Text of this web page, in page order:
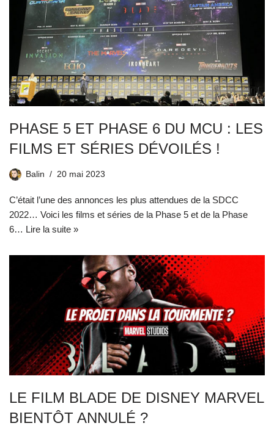
PHASE 5 ET PHASE 6 DU MCU : LES
FILMS ET SÉRIES DÉVOILÉS !
Balin 20 mai 2023
C’était l’une des annonces les plus attendues de la SDCC
2022… Voici les films et séries de la Phase 5 et de la Phase
6… Lire la suite »
LE FILM BLADE DE DISNEY MARVEL
BIENTÔT ANNULÉ ?